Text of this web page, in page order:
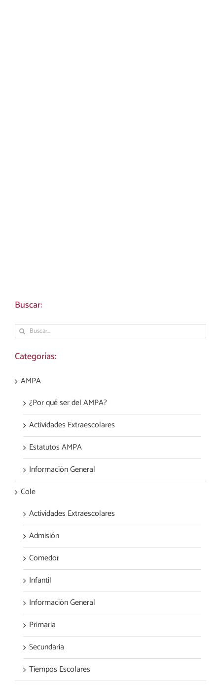
Buscar:
Buscar:
Categorías:
AMPA
¿Por qué ser del AMPA?
Actividades Extraescolares
Estatutos AMPA
Información General
Cole
Actividades Extraescolares
Admisión
Comedor
Infantil
Información General
Primaria
Secundaria
Tiempos Escolares